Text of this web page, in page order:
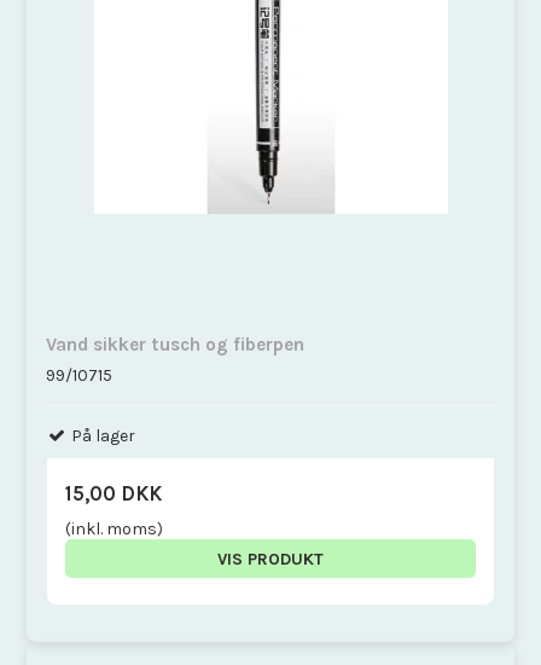
Vand sikker tusch og fiberpen
99/10715
På lager
15,00 DKK
(inkl. moms)
VIS PRODUKT